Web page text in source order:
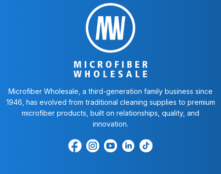
Microfiber Wholesale, a third-generation family business since
1946, has evolved from traditional cleaning supplies to premium
microfiber products, built on relationships, quality, and
innovation.
Encuéntrenos
Find
Encuéntrenos
Find